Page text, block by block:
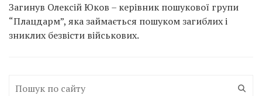
Загинув Олексій Юков – керівник пошукової групи
“Плацдарм”, яка займається пошуком загиблих і
зниклих безвісти військових.